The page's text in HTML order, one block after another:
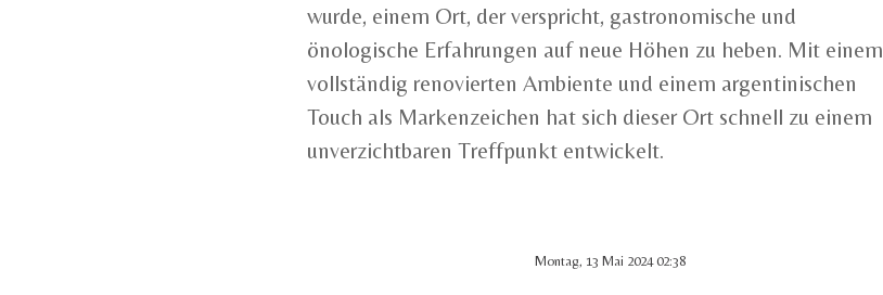
wurde, einem Ort, der verspricht, gastronomische und
önologische Erfahrungen auf neue Höhen zu heben. Mit einem
vollständig renovierten Ambiente und einem argentinischen
Touch als Markenzeichen hat sich dieser Ort schnell zu einem
unverzichtbaren Treffpunkt entwickelt.
Montag, 13 Mai 2024 02:38